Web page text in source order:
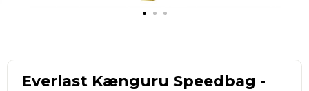
Everlast Kænguru Speedbag -